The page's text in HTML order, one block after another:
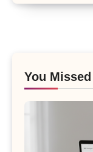
You Missed